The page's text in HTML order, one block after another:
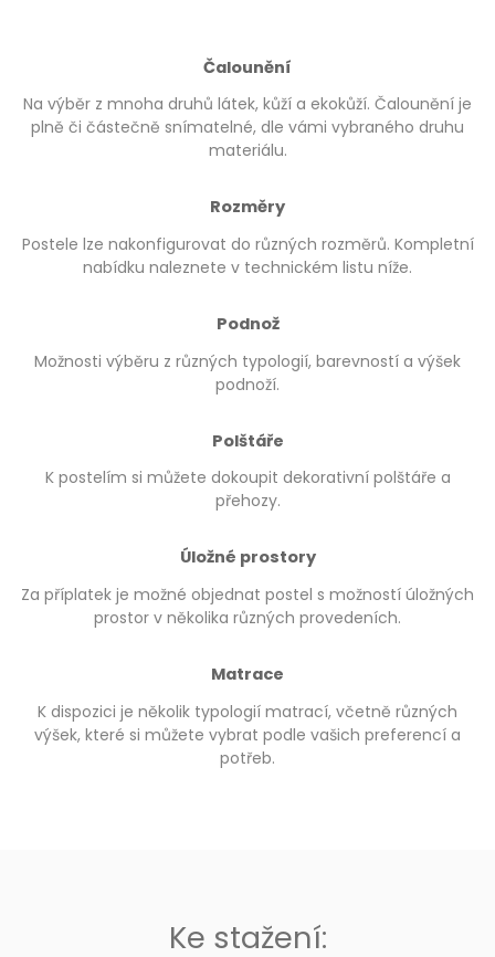
Čalounění
Na výběr z mnoha druhů látek, kůží a ekokůží. Čalounění je
plně či částečně snímatelné, dle vámi vybraného druhu
materiálu.
Rozměry
Postele lze nakonfigurovat do různých rozměrů. Kompletní
nabídku naleznete v technickém listu níže.
Podnož
Možnosti výběru z různých typologií, barevností a výšek
podnoží.
Polštáře
K postelím si můžete dokoupit dekorativní polštáře a
přehozy.
Úložné prostory
Za příplatek je možné objednat postel s možností úložných
prostor v několika různých provedeních.
Matrace
K dispozici je několik typologií matrací, včetně různých
výšek, které si můžete vybrat podle vašich preferencí a
potřeb.
Ke stažení: